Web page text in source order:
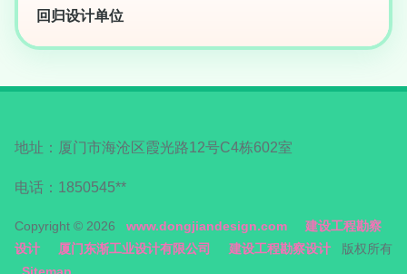
回归设计单位
地址：厦门市海沧区霞光路12号C4栋602室
电话：1850545**
Copyright © 2026 www.dongjiandesign.com
建设工程勘察
设计
厦门东渐工业设计有限公司 建设工程勘察设计
版权所有